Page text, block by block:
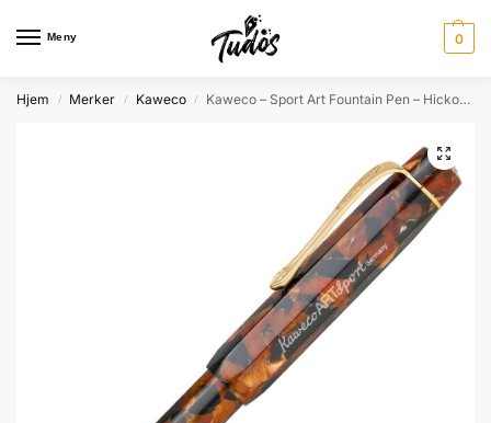
Meny 0
Hjem / Merker / Kaweco / Kaweco – Sport Art Fountain Pen – Hickory Brown